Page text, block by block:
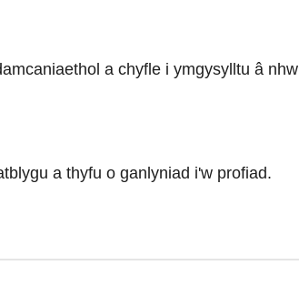
a chyfle i ymgysylltu â nhw
a thyfu o ganlyniad i'w profiad.